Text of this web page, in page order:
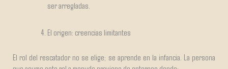
ser arregladas.
El origen: creencias limitantes
El rol del rescatador no se elige; se aprende en la infancia. La persona